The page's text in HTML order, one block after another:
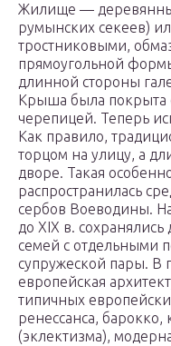
Жилище —
румынских секеев)
тростниковыми,
прямоугольной
длинной стороны
Крыша была покрыта
черепицей. Теперь
Как правило,
торцом на улицу, а
дворе. Такая
распространилась
сербов Воеводины.
до XIX в.
семей с отдельными
супружеской пары. В
европейская
типичных
ренессанса, барокко,
(эклектизма),